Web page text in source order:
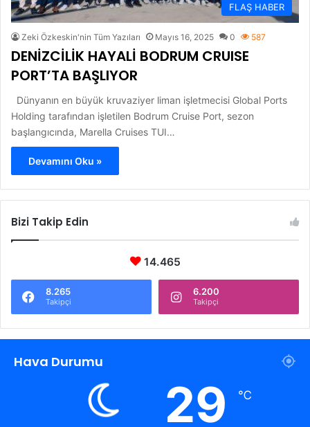
FLAŞ HABER
Zeki Özkeskin'nin Tüm Yazıları Mayıs 16, 2025 0 587
DENİZCİLİK HAYALİ BODRUM CRUISE
PORT’TA BAŞLIYOR
Dünyanın en büyük kruvaziyer liman işletmecisi Global Ports
Holding tarafından işletilen Bodrum Cruise Port, sezon
başlangıcında, Marella Cruises TUI…
Devamını Oku »
Bizi Takip Edin
14.465
8.265
Takipçi
6.200
Takipçi
Hava Durumu
29 ℃